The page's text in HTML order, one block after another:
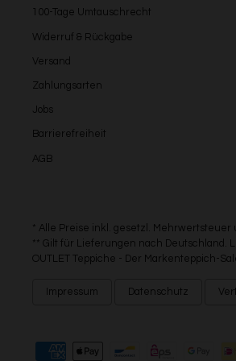
100-Tage Umtauschrecht
Widerruf & Rückgabe
Versand
Zahlungsarten
Jobs
Barrierefreiheit
AGB
* Alle Preise inkl. gesetzl. Mehrwertsteuer
** Gilt für Lieferungen nach
OUTLET Teppiche - Der Markenteppich-
Impressum Datenschutz